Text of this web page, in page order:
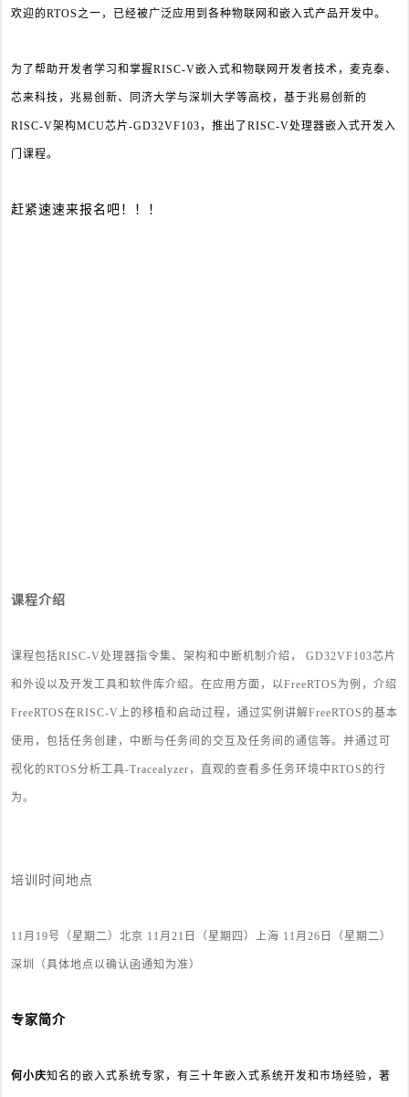
欢迎的RTOS之一，已经被广泛应用到各种物联网和嵌入式产品开发中。
为了帮助开发者学习和掌握RISC-V嵌入式和物联网开发者技术，麦克泰、
芯来科技，兆易创新、同济大学与深圳大学等高校，基于兆易创新的
RISC-V架构MCU芯片-GD32VF103，推出了RISC-V处理器嵌入式开发入
门课程。
赶紧速速来报名吧！！！
课程介绍
课程包括RISC-V处理器指令集、架构和中断机制介绍， GD32VF103芯片
和外设以及开发工具和软件库介绍。在应用方面，以FreeRTOS为例，介绍
FreeRTOS在RISC-V上的移植和启动过程，通过实例讲解FreeRTOS的基本
使用，包括任务创建，中断与任务间的交互及任务间的通信等。并通过可
视化的RTOS分析工具-Tracealyzer，直观的查看多任务环境中RTOS的行
为。
培训时间地点
11月19号（星期二）北京 11月21日（星期四）上海 11月26日（星期二）
深圳 （具体地点以确认函通知为准）
专家简介
何小庆知名的嵌入式系统专家，有三十年嵌入式系统开发和市场经验，著